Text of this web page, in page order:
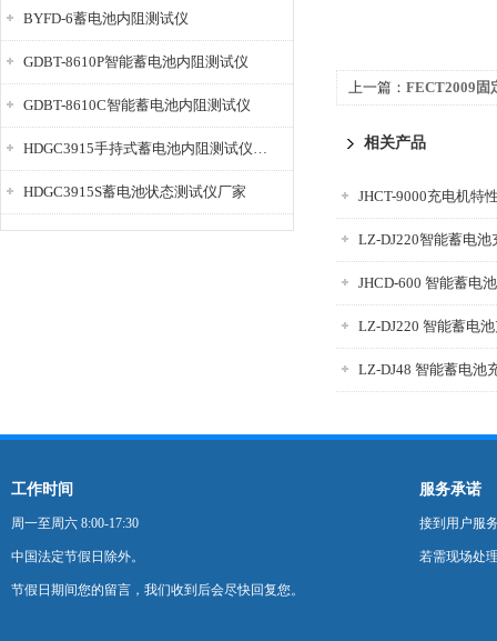
BYFD-6蓄电池内阻测试仪
GDBT-8610P智能蓄电池内阻测试仪
GDBT-8610C智能蓄电池内阻测试仪
HDGC3915手持式蓄电池内阻测试仪厂家
HDGC3915S蓄电池状态测试仪厂家
上一篇： FECT2009固
相关产品
JHCT-9000充电机特
LZ-DJ220智能蓄电池
JHCD-600 智能蓄电
LZ-DJ220 智能蓄电
LZ-DJ48 智能蓄电池
工作时间
周一至周六 8:00-17:30
中国法定节假日除外。
节假日期间您的留言，我们收到后会尽快回复您。
服务承诺
接到用户服
若需现场处